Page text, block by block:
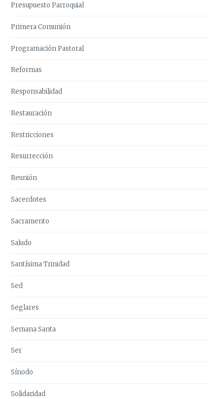
Presupuesto Parroquial
Primera Comunión
Programación Pastoral
Reformas
Responsabilidad
Restauración
Restricciones
Resurrección
Reunión
Sacerdotes
Sacramento
Saludo
Santísima Trinidad
Sed
Seglares
Semana Santa
Ser
Sínodo
Solidaridad